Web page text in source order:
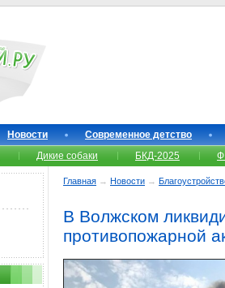
Новости
Современное детство
Дикие собаки БКД-2025
Главная → Новости →
В Волжском
противопожарной